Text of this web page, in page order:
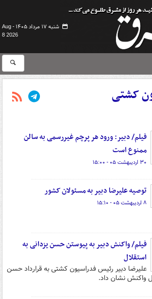
شنبه ۱۷ مرداد ۱۴۰۵ -
Aug
8 2026
کشتی
فیلم/ دبیر: ورود هر پرچم غیررسمی به سالن
ممنوع است
۳۰ اردیبهشت ۰۵ - ۱۵:۰۰
توصیه علیرضا دبیر به مسئولان کشور
۸ اردیبهشت ۰۵ - ۱۵:۱۰
فیلم/ واکنش دبیر به پیوستن حسن یزدانی به
استقلال
علیرضا دبیر رئیس فدراسیون کشتی به قرارداد حسن
واکنش نشان داد.